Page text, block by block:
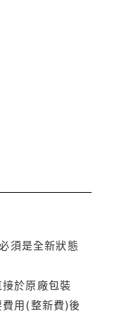
須是全新狀態
於原廠包裝
用(整新費)後